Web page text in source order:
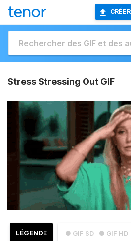
CRÉER
Stress Stressing Out GIF
● GIF SD ● GIF HD
LÉGENDE